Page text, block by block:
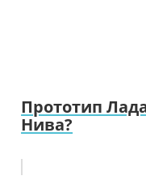
Прототип
Нива?